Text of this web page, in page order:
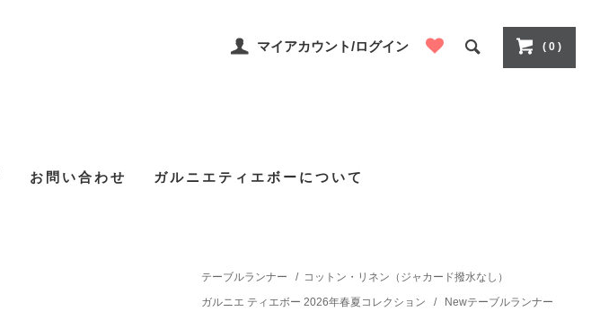
マイアカウント/ログイン ( 0 )
お問い合わせ ガルニエティエボーについて
テーブルランナー / コットン・リネン（ジャカード撥水なし）
ガルニエ ティエボー 2026年春夏コレクション
/
Newテーブルランナー